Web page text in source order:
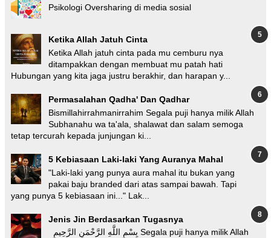
Psikologi Oversharing di media sosial
Ketika Allah Jatuh Cinta
Ketika Allah jatuh cinta pada mu cemburu nya
ditampakkan dengan membuat mu patah hati
Hubungan yang kita jaga justru berakhir, dan harapan y...
Permasalahan Qadha' Dan Qadhar
Bismillahirrahmanirrahim Segala puji hanya milik Allah
Subhanahu wa ta'ala, shalawat dan salam semoga
tetap tercurah kepada junjungan ki...
5 Kebiasaan Laki-laki Yang Auranya Mahal
"Laki-laki yang punya aura mahal itu bukan yang
pakai baju branded dari atas sampai bawah. Tapi
yang punya 5 kebiasaan ini..." Lak...
Jenis Jin Berdasarkan Tugasnya